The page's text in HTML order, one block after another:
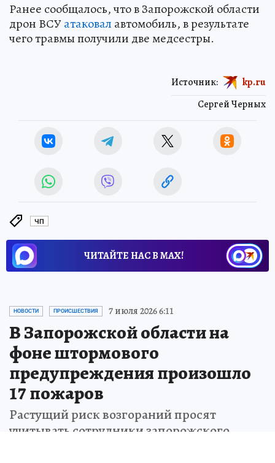
Ранее сообщалось, что в Запорожской области
дрон ВСУатаковал автомобиль, в результате
чего травмы получили две медсестры.
Сергей Черных
Источник: kp.ru
ЧП
ЧИТАЙТЕ НАС В МАХ!
НОВОСТИ ПРОИСШЕСТВИЯ 7 июля 2026 6:11
В Запорожской области на
фоне штормового
предупреждения произошло
17 пожаров
Растущий риск возгораний просят
учитывать сотрудники запорожского